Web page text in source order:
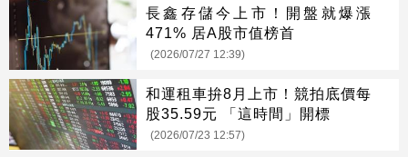
長鑫存儲今上市！開盤就爆漲
471% 居A股市值榜首
(2026/07/27 12:39)
和運租車拚8月上市！競拍底價每
股35.59元 「這時間」開標
(2026/07/23 12:57)